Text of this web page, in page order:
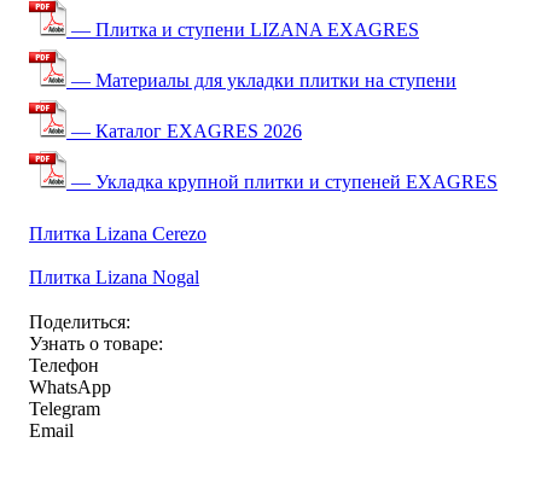
— Плитка и ступени LIZANA EXAGRES
— Материалы для укладки плитки на ступени
— Каталог EXAGRES 2026
— Укладка крупной плитки и ступеней EXAGRES
Плитка Lizana Cerezo
Плитка Lizana Nogal
Поделиться:
Узнать о товаре:
Телефон
WhatsApp
Telegram
Email